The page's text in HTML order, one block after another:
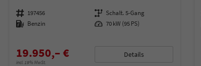
Fahrzeugnummer 197456 Getriebe Schalt. 5-Gang
Kraftstoff Benzin Leistung 70 kW (95 PS)
19.950,– €
incl. 19% MwSt.
Details